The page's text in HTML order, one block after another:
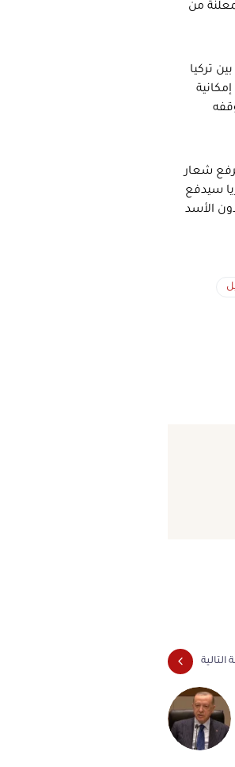
من
تركيا
شعار
سيدفع
الأسد
التالية